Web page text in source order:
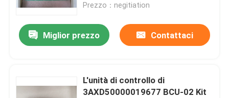
Circa noi
Giro della fabbrica
Prezzo：negitiation
Miglior prezzo Contattaci
L'unità di controllo di
3AXD50000019677 BCU-02 Kit